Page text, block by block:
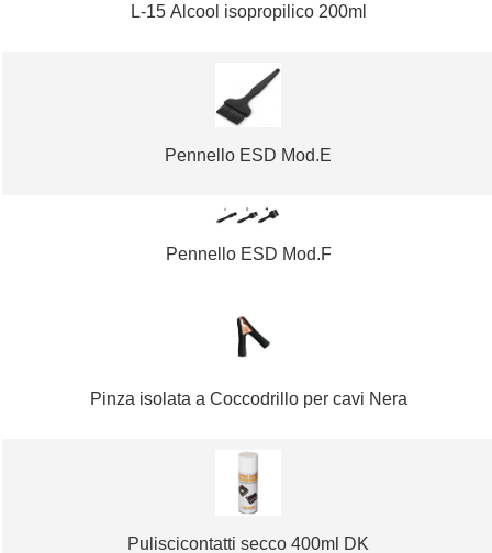
L-15 Alcool isopropilico 200ml
Pennello ESD Mod.E
Pennello ESD Mod.F
Pinza isolata a Coccodrillo per cavi Nera
Puliscicontatti secco 400ml DK